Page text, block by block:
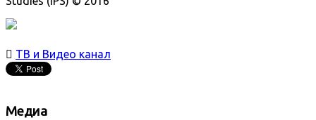
 ТВ и Видео канал
Медиа